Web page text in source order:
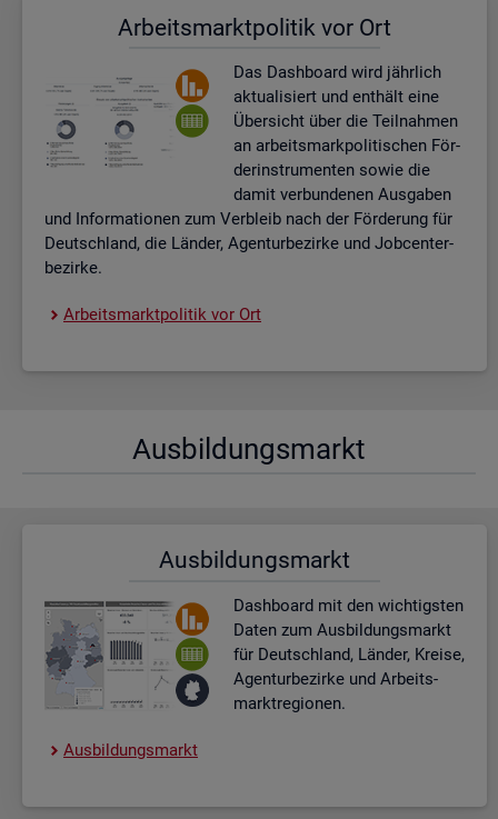
Ar­beits­markt­po­li­tik vor Ort
Das Da­sh­board wird jähr­lich
ak­tua­li­siert und ent­hält eine
Über­sicht über die Teil­nah­men
an ar­beits­mark­po­li­ti­schen För­
der­instru­men­ten sowie die
damit ver­bun­de­nen Aus­ga­ben
und In­for­ma­tio­nen zum Ver­bleib nach der För­de­rung für
Deutsch­land, die Län­der, Agen­tur­be­zir­ke und Job­cent­er­
be­zir­ke.
Ar­beits­markt­po­li­tik vor Ort
Aus­bil­dungs­markt
Aus­bil­dungs­markt
Dash­board mit den wich­tigs­ten
Daten zum Aus­bil­dungs­markt
für Deutsch­land, Län­der, Krei­se,
Agen­tur­be­zir­ke und Ar­beits­
markt­re­gio­nen.
Aus­bil­dungs­markt